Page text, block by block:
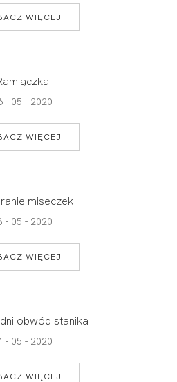
WIĘCEJ
- 05 - 2020
WIĘCEJ
miseczek
- 05 - 2020
WIĘCEJ
obwód stanika
- 05 - 2020
WIĘCEJ